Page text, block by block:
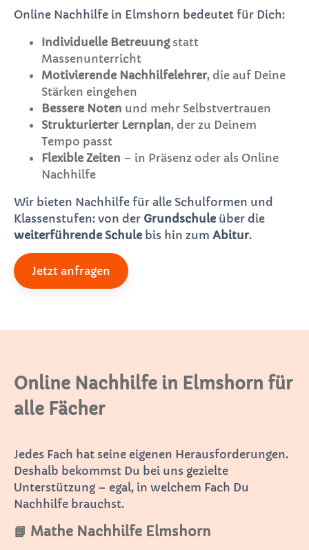
Online Nachhilfe in Elmshorn bedeutet für Dich:
Individuelle Betreuungstatt
Massenunterricht
Motivierende Nachhilfelehrer, die auf Deine
Stärken eingehen
Bessere Noten und mehr Selbstvertrauen
Strukturierter Lernplan, der zu Deinem
Tempo passt
Flexible Zeiten – in Präsenz oder als Online
Nachhilfe
Wir bieten Nachhilfe für alle Schulformen und
Klassenstufen: von der Grundschule über die
weiterführende Schule bis hin zum Abitur.
Jetzt anfragen
Online Nachhilfe in Elmshorn für
alle Fächer
Jedes Fach hat seine eigenen Herausforderungen.
Deshalb bekommst Du bei uns gezielte
Unterstützung – egal, in welchem Fach Du
Nachhilfe brauchst.
📘 Mathe Nachhilfe Elmshorn